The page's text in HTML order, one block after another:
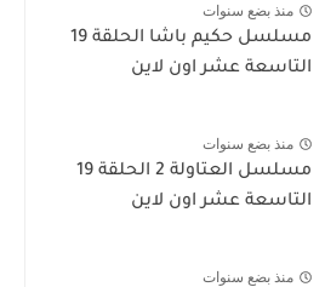
منذ بضع سنوات
مسلسل حكيم باشا الحلقة 19
التاسعة عشر اون لاين
منذ بضع سنوات
مسلسل العتاولة 2 الحلقة 19
التاسعة عشر اون لاين
منذ بضع سنوات